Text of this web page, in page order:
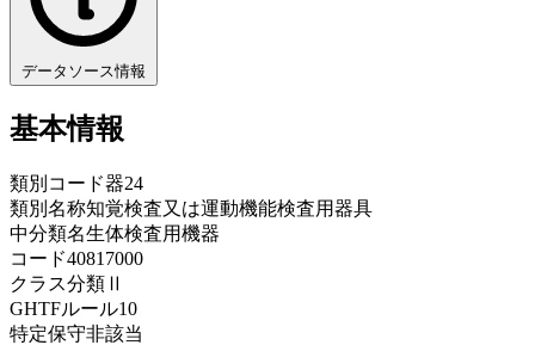
データソース情報
基本情報
類別コード器24
類別名称知覚検査又は運動機能検査用器具
中分類名生体検査用機器
コード40817000
クラス分類 Ⅱ
GHTFルール10
特定保守非該当